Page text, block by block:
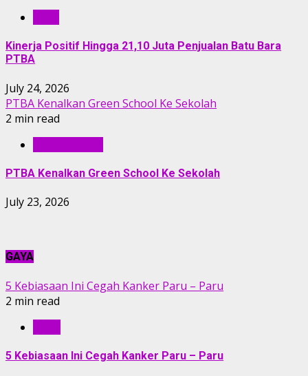
Kinerja Positif Hingga 21,10 Juta Penjualan Batu Bara
PTBA
July 24, 2026
PTBA Kenalkan Green School Ke Sekolah
2 min read
PTBA Kenalkan Green School Ke Sekolah
July 23, 2026
GAYA
5 Kebiasaan Ini Cegah Kanker Paru – Paru
2 min read
5 Kebiasaan Ini Cegah Kanker Paru – Paru